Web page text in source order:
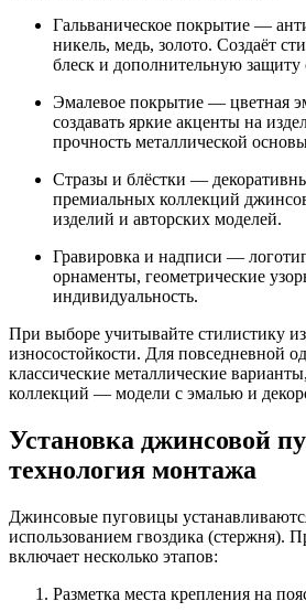
Гальваническое покрытие —
никель, медь, золото. Создаёт
блеск и дополнительную защиту
Эмалевое покрытие — цветная
создавать яркие акценты на
прочность металлической
Стразы и блёстки —
премиальных коллекций
изделий и авторских моделей.
Гравировка и надписи —
орнаменты, геометрические
индивидуальность.
При выборе учитывайте стилистику
износостойкости. Для повседневной
классические металлические
коллекций — модели с эмалью и
Установка джинсовой
технология монтажа
Джинсовые пуговицы
использованием гвоздика (стержня).
включает несколько этапов:
Разметка места крепления на